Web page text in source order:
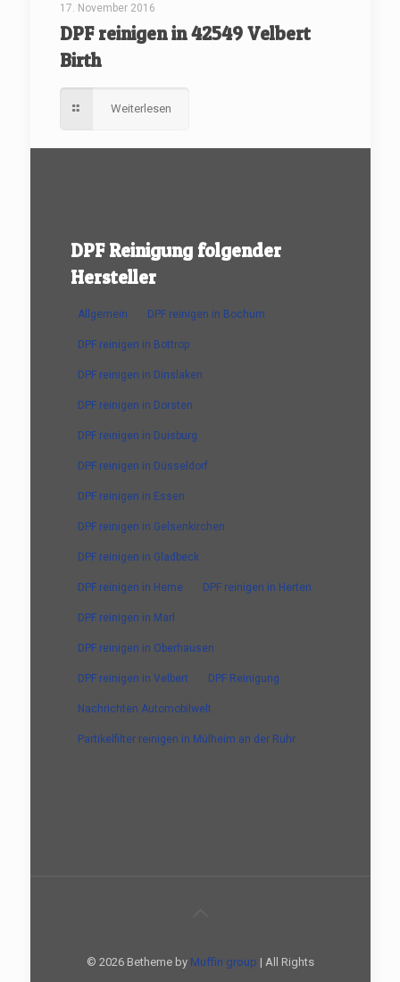
17. November 2016
DPF reinigen in 42549 Velbert
Birth
Weiterlesen
DPF Reinigung folgender
Hersteller
Allgemein DPF reinigen in Bochum
DPF reinigen in Bottrop
DPF reinigen in Dinslaken
DPF reinigen in Dorsten
DPF reinigen in Duisburg
DPF reinigen in Düsseldorf
DPF reinigen in Essen
DPF reinigen in Gelsenkirchen
DPF reinigen in Gladbeck
DPF reinigen in Herne DPF reinigen in Herten
DPF reinigen in Marl
DPF reinigen in Oberhausen
DPF reinigen in Velbert DPF Reinigung
Nachrichten Automobilwelt
Partikelfilter reinigen in Mülheim an der Ruhr
© 2026 Betheme by Muffin group | All Rights